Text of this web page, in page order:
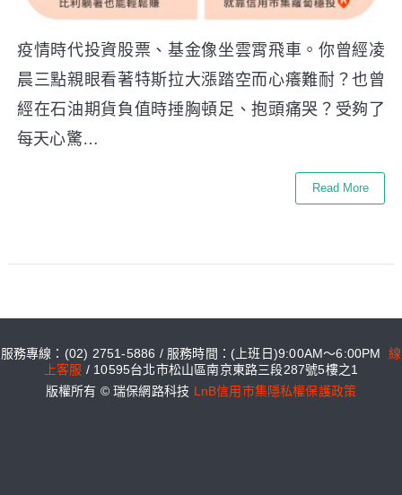
疫情時代投資股票、基金像坐雲霄飛車。你曾經凌
晨三點親眼看著特斯拉大漲踏空而心癢難耐？也曾
經在石油期貨負值時捶胸頓足、抱頭痛哭？受夠了
每天心驚…
Read More
服務專線：(02) 2751-5886 / 服務時間：(上班日)9:00AM～6:00PM線
上客服 / 10595台北市松山區南京東路三段287號5樓之1
版權所有 © 瑞保網路科技 LnB信用市集隱私權保護政策